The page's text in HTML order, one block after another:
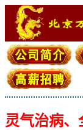
灵气治病、